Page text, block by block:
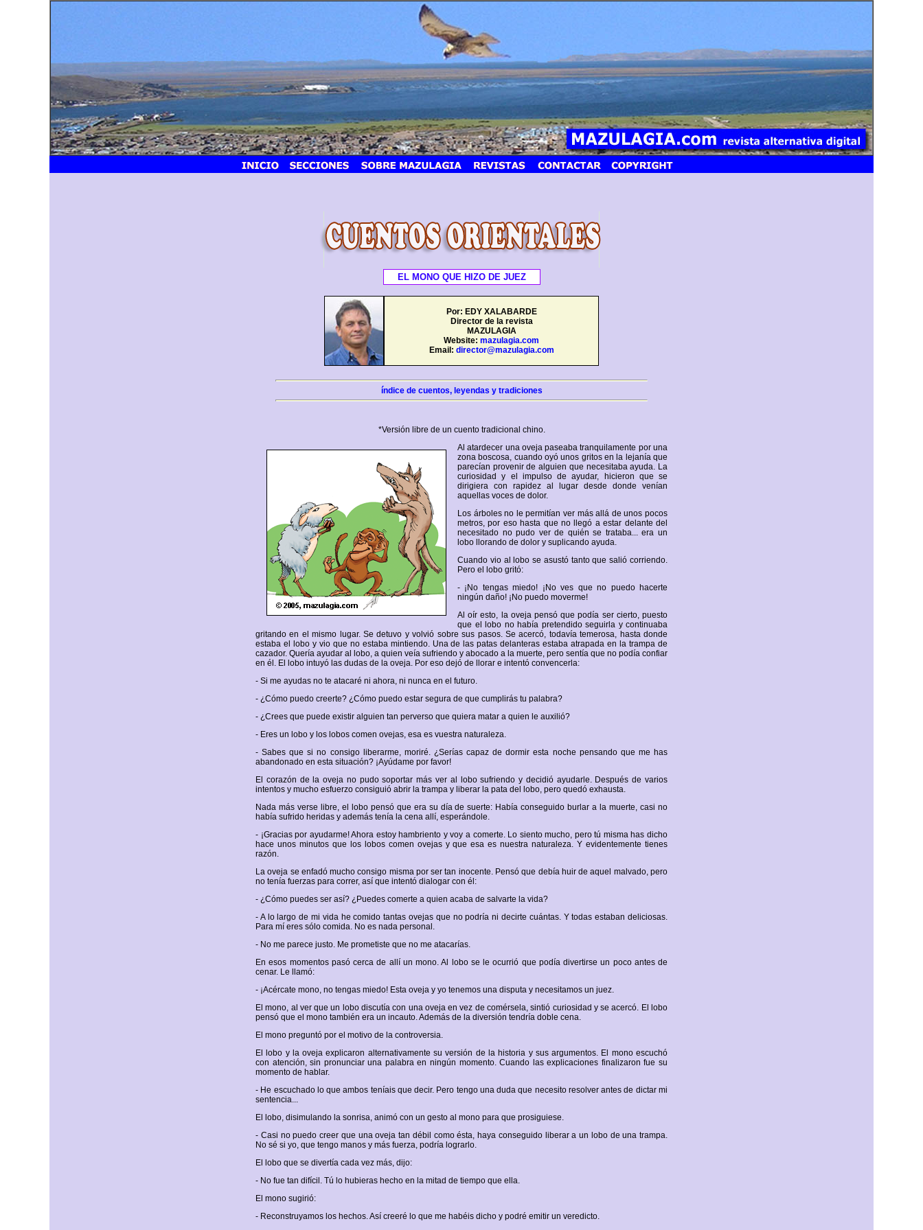
EL MONO QUE HIZO DE JUEZ
Por: EDY XALABARDE
Director de la revista
MAZULAGIA
Website: mazulagia.com
Email: director@mazulagia.com
índice de cuentos, leyendas y tradiciones
*Versión libre de un cuento tradicional chino.
Al atardecer una oveja paseaba tranquilamente por una
zona boscosa, cuando oyó unos gritos en la lejanía que
parecían provenir de alguien que necesitaba ayuda. La
curiosidad y el impulso de ayudar, hicieron que se
dirigiera con rapidez al lugar desde donde venían
aquellas voces de dolor.
Los árboles no le permitían ver más allá de unos pocos
metros, por eso hasta que no llegó a estar delante del
necesitado no pudo ver de quién se trataba... era un
lobo llorando de dolor y suplicando ayuda.
Cuando vio al lobo se asustó tanto que salió corriendo.
Pero el lobo gritó:
- ¡No tengas miedo! ¡No ves que no puedo hacerte
ningún daño! ¡No puedo moverme!
Al oír esto, la oveja pensó que podía ser cierto, puesto
que el lobo no había pretendido seguirla y continuaba
gritando en el mismo lugar. Se detuvo y volvió sobre sus pasos. Se acercó, todavía temerosa, hasta donde
estaba el lobo y vio que no estaba mintiendo. Una de las patas delanteras estaba atrapada en la trampa de
cazador. Quería ayudar al lobo, a quien veía sufriendo y abocado a la muerte, pero sentía que no podía confiar
en él. El lobo intuyó las dudas de la oveja. Por eso dejó de llorar e intentó convencerla:
- Si me ayudas no te atacaré ni ahora, ni nunca en el futuro.
- ¿Cómo puedo creerte? ¿Cómo puedo estar segura de que cumplirás tu palabra?
- ¿Crees que puede existir alguien tan perverso que quiera matar a quien le auxilió?
- Eres un lobo y los lobos comen ovejas, esa es vuestra naturaleza.
- Sabes que si no consigo liberarme, moriré. ¿Serías capaz de dormir esta noche pensando que me has
abandonado en esta situación? ¡Ayúdame por favor!
El corazón de la oveja no pudo soportar más ver al lobo sufriendo y decidió ayudarle. Después de varios
intentos y mucho esfuerzo consiguió abrir la trampa y liberar la pata del lobo, pero quedó exhausta.
Nada más verse libre, el lobo pensó que era su día de suerte: Había conseguido burlar a la muerte, casi no
había sufrido heridas y además tenía la cena allí, esperándole.
- ¡Gracias por ayudarme! Ahora estoy hambriento y voy a comerte. Lo siento mucho, pero tú misma has dicho
hace unos minutos que los lobos comen ovejas y que esa es nuestra naturaleza. Y evidentemente tienes
razón.
La oveja se enfadó mucho consigo misma por ser tan inocente. Pensó que debía huir de aquel malvado, pero
no tenía fuerzas para correr, así que intentó dialogar con él:
- ¿Cómo puedes ser así? ¿Puedes comerte a quien acaba de salvarte la vida?
- A lo largo de mi vida he comido tantas ovejas que no podría ni decirte cuántas. Y todas estaban deliciosas.
Para mí eres sólo comida. No es nada personal.
- No me parece justo. Me prometiste que no me atacarías.
En esos momentos pasó cerca de allí un mono. Al lobo se le ocurrió que podía divertirse un poco antes de
cenar. Le llamó:
- ¡Acércate mono, no tengas miedo! Esta oveja y yo tenemos una disputa y necesitamos un juez.
El mono, al ver que un lobo discutía con una oveja en vez de comérsela, sintió curiosidad y se acercó. El lobo
pensó que el mono también era un incauto. Además de la diversión tendría doble cena.
El mono preguntó por el motivo de la controversia.
El lobo y la oveja explicaron alternativamente su versión de la historia y sus argumentos. El mono escuchó
con atención, sin pronunciar una palabra en ningún momento. Cuando las explicaciones finalizaron fue su
momento de hablar.
- He escuchado lo que ambos teníais que decir. Pero tengo una duda que necesito resolver antes de dictar mi
sentencia...
El lobo, disimulando la sonrisa, animó con un gesto al mono para que prosiguiese.
- Casi no puedo creer que una oveja tan débil como ésta, haya conseguido liberar a un lobo de una trampa.
No sé si yo, que tengo manos y más fuerza, podría lograrlo.
El lobo que se divertía cada vez más, dijo:
- No fue tan difícil. Tú lo hubieras hecho en la mitad de tiempo que ella.
El mono sugirió:
- Reconstruyamos los hechos. Así creeré lo que me habéis dicho y podré emitir un veredicto.